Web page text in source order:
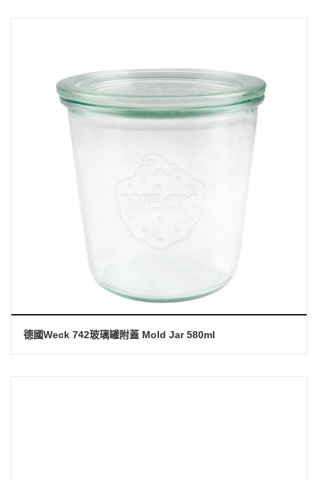
德國Weck 742玻璃罐附蓋 Mold Jar 580ml